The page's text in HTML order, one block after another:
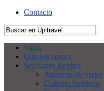
Contacto
Inicio
Quienes somos
Secciones Revista
Agencias de viajes
Cadenas hoteleras